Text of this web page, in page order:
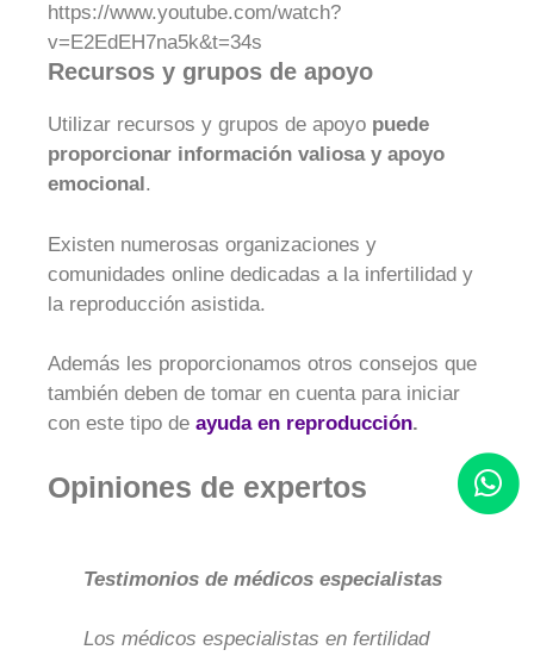
https://www.youtube.com/watch?
v=E2EdEH7na5k&t=34s
Recursos y grupos de apoyo
Utilizar recursos y grupos de apoyo puede
proporcionar información valiosa y apoyo
emocional.
Existen numerosas organizaciones y
comunidades online dedicadas a la infertilidad y
la reproducción asistida.
Además les proporcionamos otros consejos que
también deben de tomar en cuenta para iniciar
con este tipo de ayuda en reproducción.
Opiniones de expertos
Testimonios de médicos especialistas
Los médicos especialistas en fertilidad